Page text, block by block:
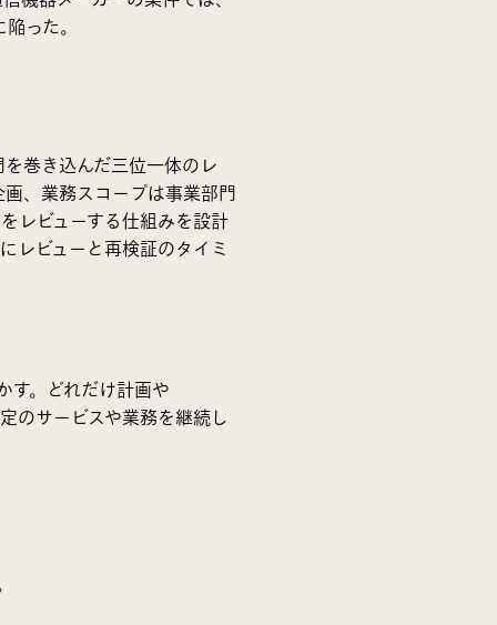
った。
巻き込んだ三位一体のレ
、業務スコープは事業部門
レビューする仕組みを設計
レビューと再検証のタイミ
す。どれだけ計画や
のサービスや業務を継続し